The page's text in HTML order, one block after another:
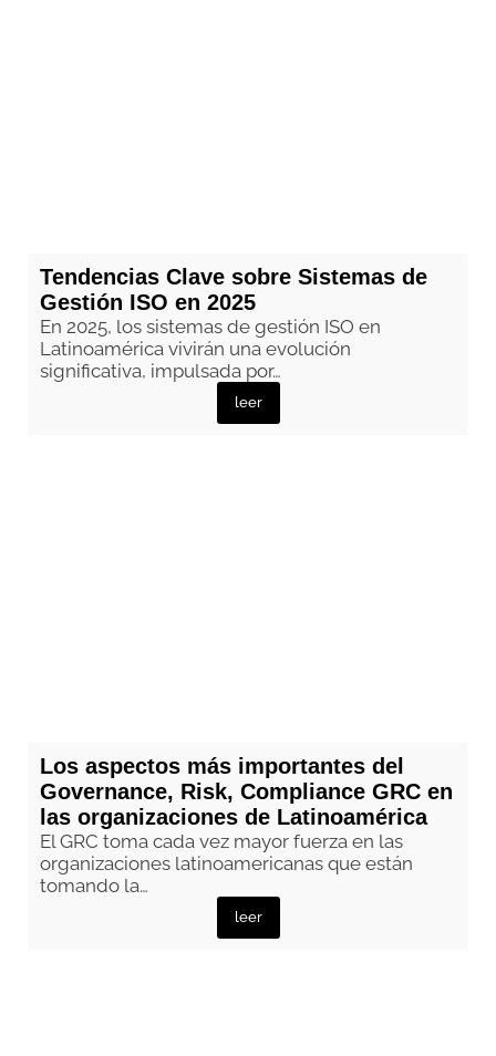
Tendencias Clave sobre Sistemas de
Gestión ISO en 2025
En 2025, los sistemas de gestión ISO en
Latinoamérica vivirán una evolución
significativa, impulsada por…
leer
Los aspectos más importantes del
Governance, Risk, Compliance GRC en
las organizaciones de Latinoamérica
El GRC toma cada vez mayor fuerza en las
organizaciones latinoamericanas que están
tomando la…
leer